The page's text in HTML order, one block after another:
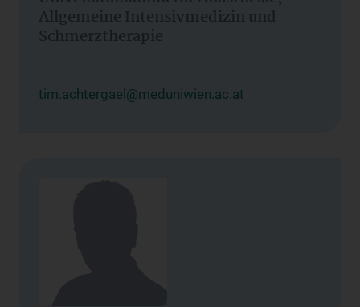
Allgemeine Intensivmedizin und
Schmerztherapie
tim.achtergael@meduniwien.ac.at